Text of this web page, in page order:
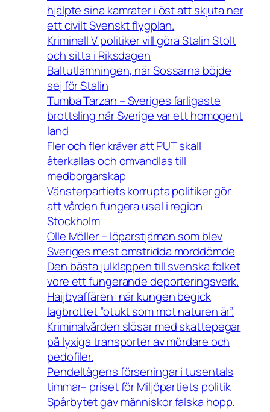
hjälpte sina kamrater i öst att skjuta ner
ett civilt Svenskt flygplan.
Kriminell V politiker vill göra Stalin Stolt
och sitta i Riksdagen
Baltutlämningen, när Sossarna böjde
sej för Stalin
Tumba Tarzan – Sveriges farligaste
brottsling när Sverige var ett homogent
land
Fler och fler kräver att PUT skall
återkallas och omvandlas till
medborgarskap
Vänsterpartiets korrupta politiker gör
att vården fungera usel i region
Stockholm
Olle Möller – löparstjärnan som blev
Sveriges mest omstridda morddömde
Den bästa julklappen till svenska folket
vore ett fungerande deporteringsverk.
Haijbyaffären: när kungen begick
lagbrottet ”otukt som mot naturen är”.
Kriminalvården slösar med skattepegar
på lyxiga transporter av mördare och
pedofiler.
Pendeltågens förseningar i tusentals
timmar– priset för Miljöpartiets politik
Spårbytet gav människor falska hopp.